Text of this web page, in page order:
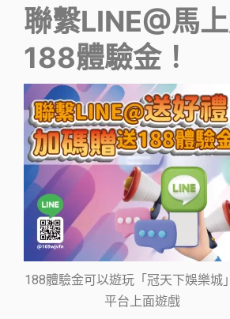
聯繫LINE@馬
188體驗金！
188體驗金可以遊玩「冠天下娛樂城
平台上面遊戲